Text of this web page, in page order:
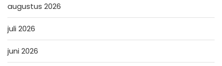
augustus 2026
juli 2026
juni 2026